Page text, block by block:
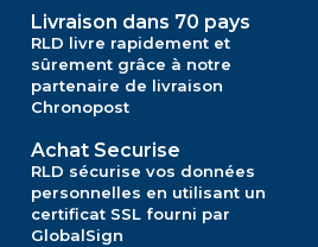
Livraison dans 70 pays
RLD livre rapidement et
sûrement grâce à notre
partenaire de livraison
Chronopost
Achat Securise
RLD sécurise vos données
personnelles en utilisant un
certificat SSL fourni par
GlobalSign